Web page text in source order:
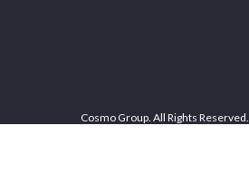
Cosmo Group. All Rights Reserved.